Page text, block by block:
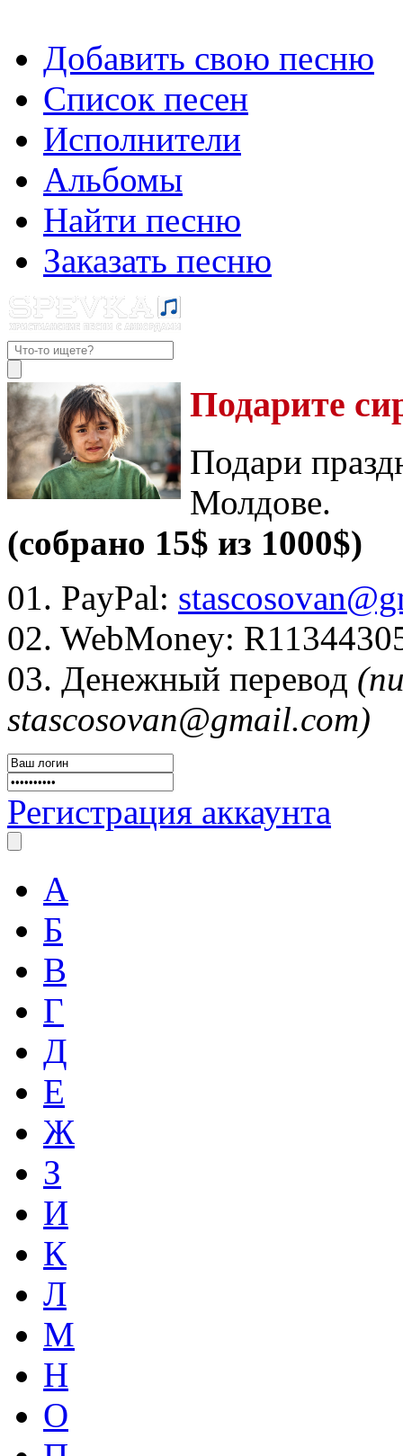
Добавить свою песню
Список песен
Исполнители
Альбомы
Найти песню
Заказать песню
Подарите
Подари
Молдове.
(собрано 15$ из 1000$)
01. PayPal:
02. WebMoney:
03. Денежный перевод
stascosovan@gmail.com)
Регистрация аккаунта
А
Б
В
Г
Д
Е
Ж
З
И
К
Л
М
Н
О